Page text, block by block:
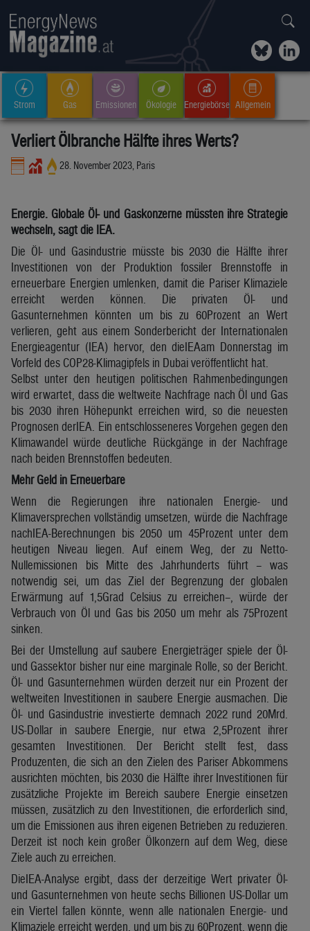
Strom Gas Emissionen Ökologie Energiebörse Allgemein
Verliert Ölbranche Hälfte ihres Werts?
28. November 2023, Paris
Energie. Globale Öl- und Gaskonzerne müssten ihre Strategie
wechseln, sagt die IEA.
Die Öl- und Gasindustrie müsste bis 2030 die Hälfte ihrer
Investitionen von der Produktion fossiler Brennstoffe in
erneuerbare Energien umlenken, damit die Pariser Klimaziele
erreicht werden können. Die privaten Öl- und
Gasunternehmen könnten um bis zu 60Prozent an Wert
verlieren, geht aus einem Sonderbericht der Internationalen
Energieagentur (IEA) hervor, den dieIEAam Donnerstag im
Vorfeld des COP28-Klimagipfels in Dubai veröffentlicht hat.
Selbst unter den heutigen politischen Rahmenbedingungen
wird erwartet, dass die weltweite Nachfrage nach Öl und Gas
bis 2030 ihren Höhepunkt erreichen wird, so die neuesten
Prognosen derIEA. Ein entschlosseneres Vorgehen gegen den
Klimawandel würde deutliche Rückgänge in der Nachfrage
nach beiden Brennstoffen bedeuten.
Mehr Geld in Erneuerbare
Wenn die Regierungen ihre nationalen Energie- und
Klimaversprechen vollständig umsetzen, würde die Nachfrage
nachIEA-Berechnungen bis 2050 um 45Prozent unter dem
heutigen Niveau liegen. Auf einem Weg, der zu Netto-
Nullemissionen bis Mitte des Jahrhunderts führt – was
notwendig sei, um das Ziel der Begrenzung der globalen
Erwärmung auf 1,5Grad Celsius zu erreichen–, würde der
Verbrauch von Öl und Gas bis 2050 um mehr als 75Prozent
sinken.
Bei der Umstellung auf saubere Energieträger spiele der Öl-
und Gassektor bisher nur eine marginale Rolle, so der Bericht.
Öl- und Gasunternehmen würden derzeit nur ein Prozent der
weltweiten Investitionen in saubere Energie ausmachen. Die
Öl- und Gasindustrie investierte demnach 2022 rund 20Mrd.
US-Dollar in saubere Energie, nur etwa 2,5Prozent ihrer
gesamten Investitionen. Der Bericht stellt fest, dass
Produzenten, die sich an den Zielen des Pariser Abkommens
ausrichten möchten, bis 2030 die Hälfte ihrer Investitionen für
zusätzliche Projekte im Bereich saubere Energie einsetzen
müssen, zusätzlich zu den Investitionen, die erforderlich sind,
um die Emissionen aus ihren eigenen Betrieben zu reduzieren.
Derzeit ist noch kein großer Ölkonzern auf dem Weg, diese
Ziele auch zu erreichen.
DieIEA-Analyse ergibt, dass der derzeitige Wert privater Öl-
und Gasunternehmen von heute sechs Billionen US-Dollar um
ein Viertel fallen könnte, wenn alle nationalen Energie- und
Klimaziele erreicht werden, und um bis zu 60Prozent, wenn die